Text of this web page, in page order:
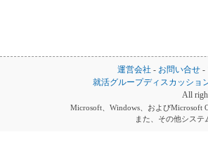
運営会社 - お問い合せ -
就活グループディスカッショ
All
Microsoft、Windows、およびMicrosoft
また、その他シス